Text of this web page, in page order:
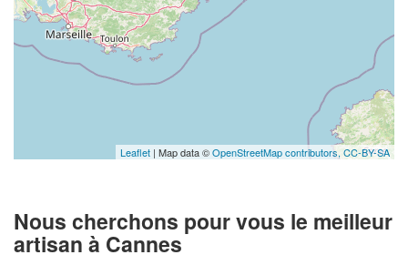
Leaflet | Map data ©OpenStreetMap contributors, CC-BY-SA
Nous cherchons pour vous le meilleur
artisan à Cannes